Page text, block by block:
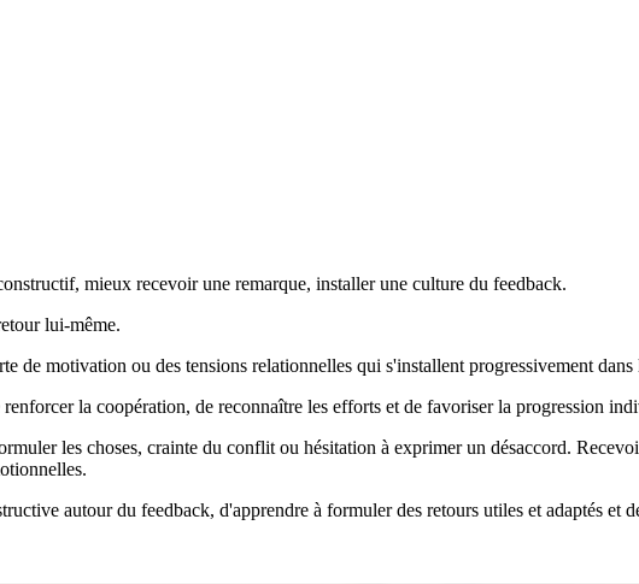
mieux recevoir une remarque, installer une culture du feedback.
lui-même.
de motivation ou des tensions relationnelles qui s'installent progressivement dans
la coopération, de reconnaître les efforts et de favoriser la progression
les choses, crainte du conflit ou hésitation à exprimer un désaccord.
autour du feedback, d'apprendre à formuler des retours utiles et adaptés et